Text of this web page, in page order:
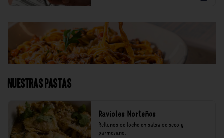
Nuestras Pastas
Ravioles Norteños
Rellenos de loche en salsa de seco y
parmesano.